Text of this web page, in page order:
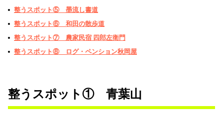
整うスポット⑤ 墨流し書道
整うスポット⑥ 和田の散歩道
整うスポット⑦ 農家民宿 四郎左衛門
整うスポット⑧ ログ・ペンション秋岡屋
整うスポット① 青葉山